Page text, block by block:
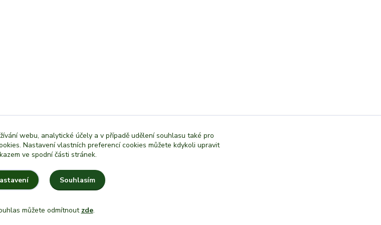
webu, analytické účely a v případě udělení souhlasu také pro
Nastavení vlastních preferencí cookies můžete kdykoli upravit
ve spodní části stránek.
Souhlasím
můžete odmítnout zde.